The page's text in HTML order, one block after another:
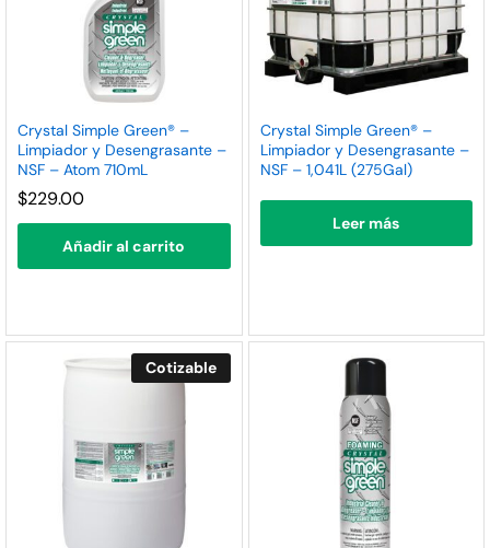
Crystal Simple Green® –
Limpiador y Desengrasante –
NSF – Atom 710mL
$229.00
Añadir al carrito
Crystal Simple Green® –
Limpiador y Desengrasante –
NSF – 1,041L (275Gal)
Leer más
Cotizable